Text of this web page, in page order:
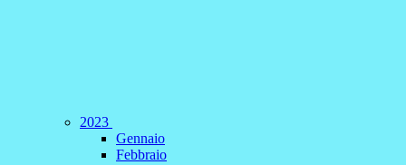
2023
Gennaio
Febbraio